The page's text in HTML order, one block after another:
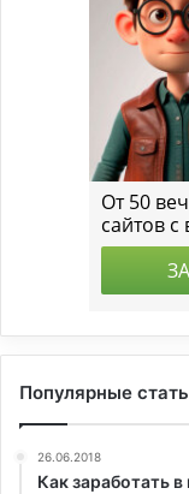
Популярные
26.06.2018
Как заработать